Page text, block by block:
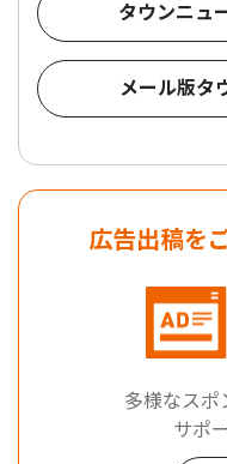
タウンニュ
メール版タ
広告出稿を
多様なスポ
サポ